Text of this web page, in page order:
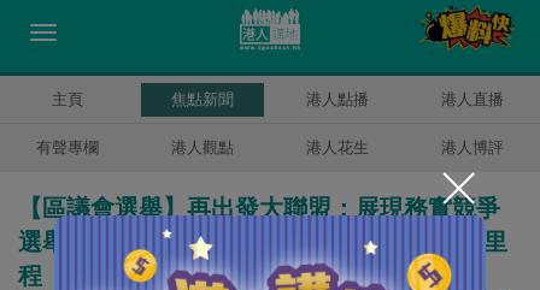
主頁 焦點新聞 港人點播 港人直播
有聲專欄 港人觀點 港人花生 港人博評
【區議會選舉】再出發大聯盟：展現務實競爭
選舉文化 新界社團聯會：開啟港特色民主新里
程